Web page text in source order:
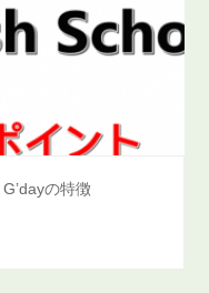
の特徴